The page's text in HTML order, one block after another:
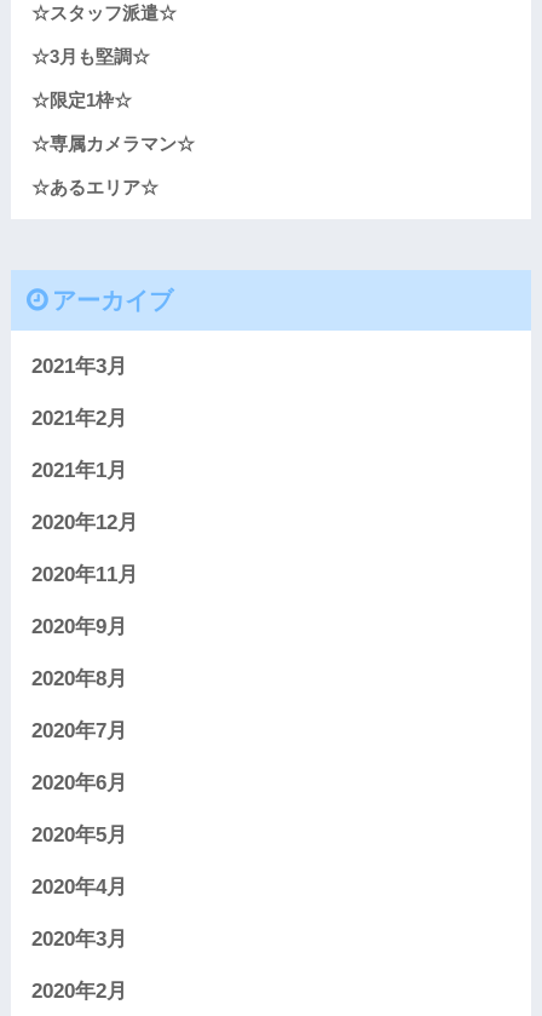
☆スタッフ派遣☆
☆3月も堅調☆
☆限定1枠☆
☆専属カメラマン☆
☆あるエリア☆
アーカイブ
2021年3月
2021年2月
2021年1月
2020年12月
2020年11月
2020年9月
2020年8月
2020年7月
2020年6月
2020年5月
2020年4月
2020年3月
2020年2月